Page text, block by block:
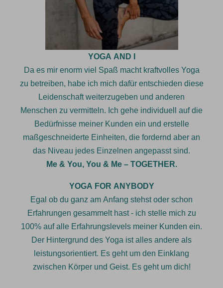
YOGA AND I
Da es mir enorm viel Spaß macht kraftvolles Yoga
zu betreiben, habe ich mich dafür entschieden diese
Leidenschaft weiterzugeben und anderen
Menschen zu vermitteln. Ich gehe individuell auf die
Bedürfnisse meiner Kunden ein und erstelle
maßgeschneiderte Einheiten, die fordernd aber an
das Niveau jedes Einzelnen angepasst sind.
Me & You, You & Me – TOGETHER.
YOGA FOR ANYBODY
Egal ob du ganz am Anfang stehst oder schon
Erfahrungen gesammelt hast - ich stelle mich zu
100% auf alle Erfahrungslevels meiner Kunden ein.
Der Hintergrund des Yoga ist alles andere als
leistungsorientiert. Es geht um den Einklang
zwischen Körper und Geist. Es geht um dich!